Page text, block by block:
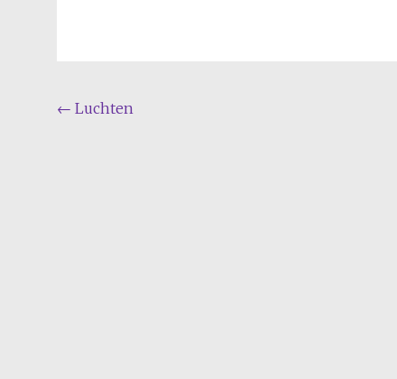
Bericht
← Luchten